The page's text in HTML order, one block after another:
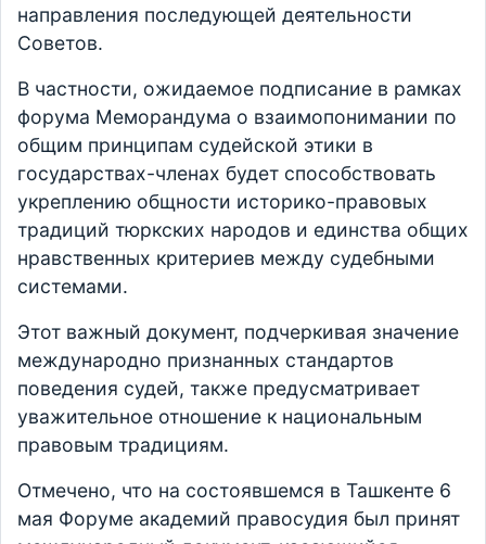
направления последующей деятельности
Советов.
В частности, ожидаемое подписание в рамках
форума Меморандума о взаимопонимании по
общим принципам судейской этики в
государствах-членах будет способствовать
укреплению общности историко-правовых
традиций тюркских народов и единства общих
нравственных критериев между судебными
системами.
Этот важный документ, подчеркивая значение
международно признанных стандартов
поведения судей, также предусматривает
уважительное отношение к национальным
правовым традициям.
Отмечено, что на состоявшемся в Ташкенте 6
мая Форуме академий правосудия был принят